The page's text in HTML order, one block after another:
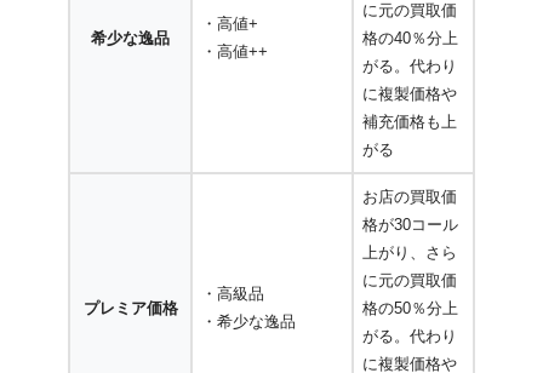
希少な逸品
・高値+
・高値++
に元の買取価
格の40％分上
がる。代わり
に複製価格や
補充価格も上
がる
プレミア価格
・高級品
・希少な逸品
お店の買取価
格が30コール
上がり、さら
に元の買取価
格の50％分上
がる。代わり
に複製価格や